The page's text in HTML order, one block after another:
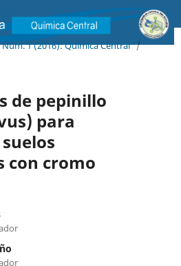
Núm. 1 (2016): Química Central /
de pepinillo
para
con cromo